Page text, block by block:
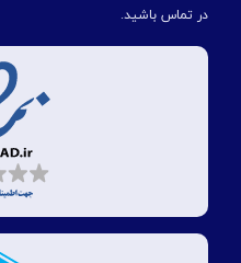
در تماس باشید.